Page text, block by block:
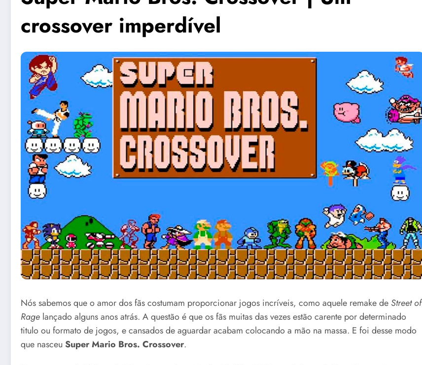
crossover imperdível
Nós sabemos que o amor dos fãs costumam proporcionar jogos incríveis, como aquele remake de Street of
Rage lançado alguns anos atrás. A questão é que os fãs muitas das vezes estão carente por determinado
titulo ou formato de jogos, e cansados de aguardar acabam colocando a mão na massa. E foi desse modo
que nasceu Super Mario Bros. Crossover.